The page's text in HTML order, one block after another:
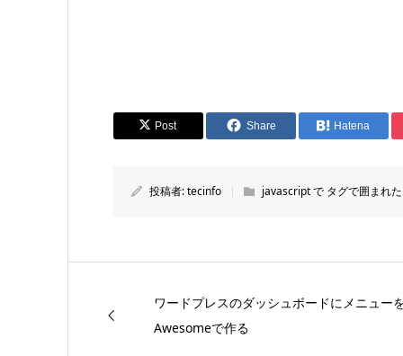
Post Share Hatena
投稿者:tecinfo javascript で タグで囲まれ
ワードプレスのダッシュボードにメニュー
Awesomeで作る